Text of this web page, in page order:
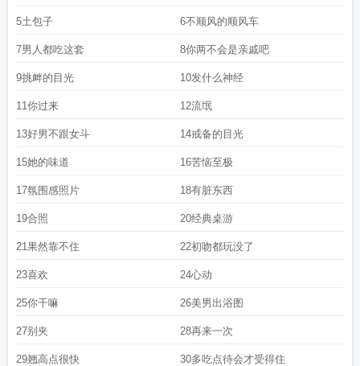
5土包子 6不顺风的顺风车
7男人都吃这套 8你两不会是亲戚吧
9挑衅的目光 10发什么神经
11你过来 12流氓
13好男不跟女斗 14戒备的目光
15她的味道 16苦恼至极
17氛围感照片 18有脏东西
19合照 20经典桌游
21果然靠不住 22初吻都玩没了
23喜欢 24心动
25你干嘛 26美男出浴图
27别夹 28再来一次
29翘高点很快 30多吃点待会才受得住